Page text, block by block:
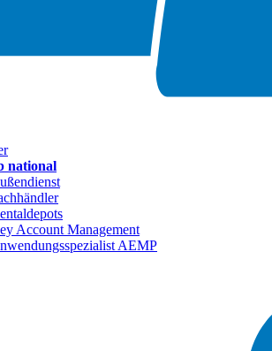
national
Account Management
AEMP